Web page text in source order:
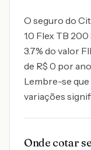
O seguro do
1.0 Flex TB
3.7% do valor
de R$ 0 por
Lembre-se
variações
Onde cotar